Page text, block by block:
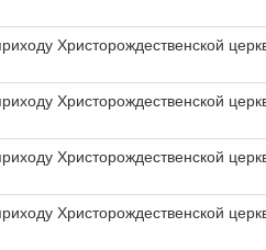
Христорождественской
Христорождественской
Христорождественской
Христорождественской